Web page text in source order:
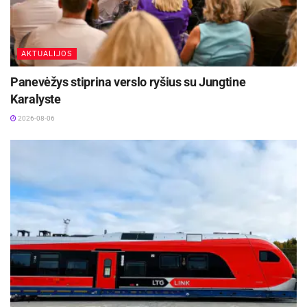
8–17
val.
Mob. tel. 0 687
21152
Siesikų
seniūn
ija
Danu
Pirma
val.
El.
ų
seniūni
ja
Rima
Dirža
uskie
nė
dienis
8–17
val.
p.rima.dirzaus
kiene@ukmerge
Mob. tel. 0 687
AKTUALIJOS
Panevėžys stiprina verslo ryšius su Jungtine
Karalyste
2026-08-06